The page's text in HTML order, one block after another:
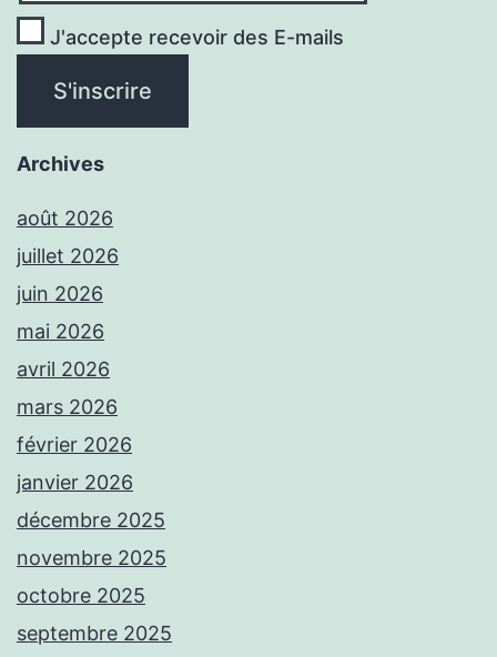
J'accepte recevoir des E-mails
Archives
août 2026
juillet 2026
juin 2026
mai 2026
avril 2026
mars 2026
février 2026
janvier 2026
décembre 2025
novembre 2025
octobre 2025
septembre 2025